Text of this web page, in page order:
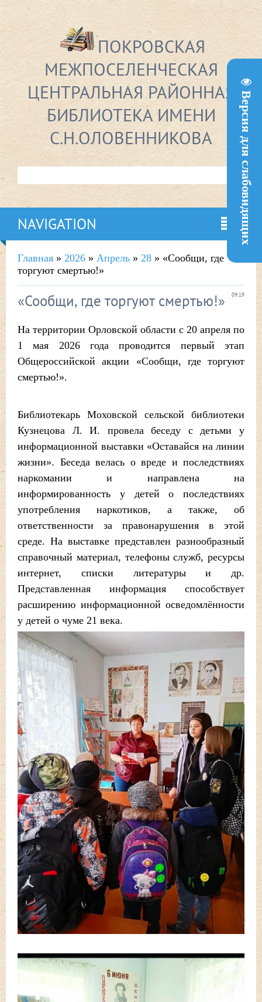
Версия для слабовидящих
ПОКРОВСКАЯ
МЕЖПОСЕЛЕНЧЕСКАЯ
ЦЕНТРАЛЬНАЯ РАЙОННАЯ
БИБЛИОТЕКА ИМЕНИ
С.Н.ОЛОВЕННИКОВА
NAVIGATION
Главная » 2026 » Апрель » 28 » «Сообщи, где
торгуют смертью!»
09:19
«Сообщи, где торгуют смертью!»
На территории Орловской области с 20 апреля по
1 мая 2026 года проводится первый этап
Общероссийской акции «Сообщи, где торгуют
смертью!».
Библиотекарь Моховской сельской библиотеки
Кузнецова Л. И. провела беседу с детьми у
информационной выставки «Оставайся на линии
жизни». Беседа велась о вреде и последствиях
наркомании и направлена на
информированность у детей о последствиях
употребления наркотиков, а также, об
ответственности за правонарушения в этой
среде. На выставке представлен разнообразный
справочный материал, телефоны служб, ресурсы
интернет, списки литературы и др.
Представленная информация способствует
расширению информационной осведомлённости
у детей о чуме 21 века.